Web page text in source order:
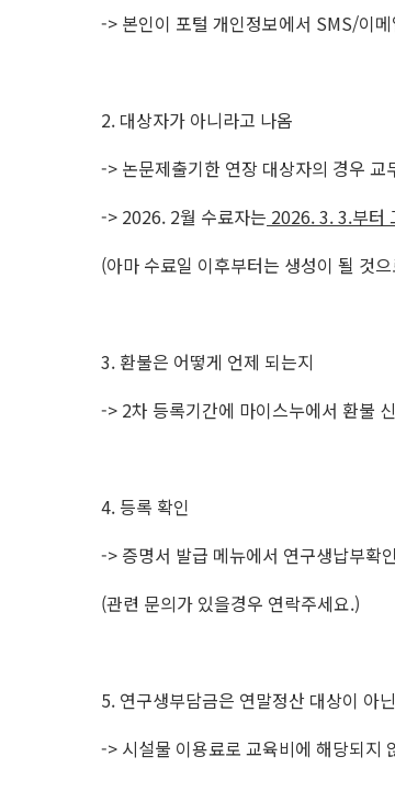
-> 본인이 포털 개인정보에서 SMS/이
2. 대상자가 아니라고 나옴
-> 논문제출기한 연장 대상자의 경우
-> 2026. 2월 수료자는 2026. 3. 3.부터
(아마 수료일 이후부터는 생성이 될 것
3. 환불은 어떻게 언제 되는지
-> 2차 등록기간에 마이스누에서 환불
4. 등록 확인
-> 증명서 발급 메뉴에서 연구생납부확
(관련 문의가 있을경우 연락주세요.)
5. 연구생부담금은 연말정산 대상이 아
-> 시설물 이용료로 교육비에 해당되지